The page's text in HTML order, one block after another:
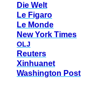
Die Welt
Le Figaro
Le Monde
New York Times
OLJ
Reuters
Xinhuanet
Washington Post